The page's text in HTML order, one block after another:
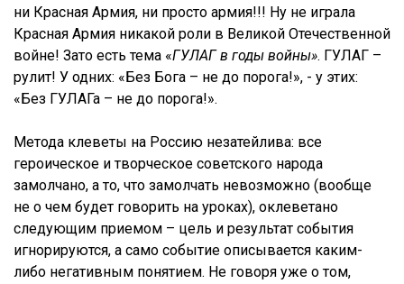
ни Красная Армия, ни просто армия!!! Ну не играла
Красная Армия никакой роли в Великой Отечественной
войне! Зато есть тема «ГУЛАГ в годы войны». ГУЛАГ –
рулит! У одних: «Без Бога – не до порога!», - у этих:
«Без ГУЛАГа – не до порога!».
Метода клеветы на Россию незатейлива: все
героическое и творческое советского народа
замолчано, а то, что замолчать невозможно (вообще
не о чем будет говорить на уроках), оклеветано
следующим приемом – цель и результат события
игнорируются, а само событие описывается каким-
либо негативным понятием. Не говоря уже о том,